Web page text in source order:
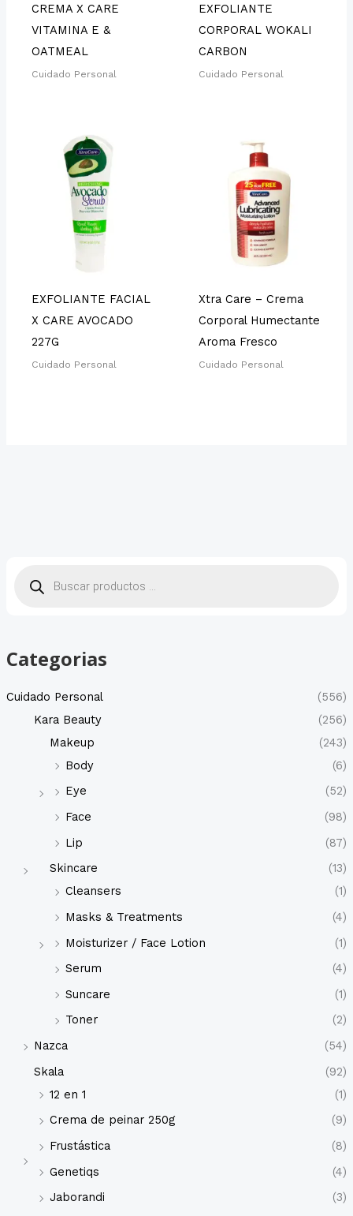
d
e
o
d
Categorias
Cuidado Personal
(556)
Kara Beauty
(256)
Makeup
(243)
Body
(6)
Eye
(52)
Face
(98)
Lip
(87)
Skincare
(13)
Cleansers
(1)
Masks & Treatments
(4)
Moisturizer / Face Lotion
(1)
Serum
(4)
Suncare
(1)
Toner
(2)
Nazca
(54)
Skala
(92)
12 en 1
(1)
Crema de peinar 250g
(9)
Frustástica
(8)
Genetiqs
(4)
Jaborandi
(3)
CREMA X CARE
VITAMINA E &
OATMEAL
Cuidado Personal
EXFOLIANTE
CORPORAL WOKALI
CARBON
Cuidado Personal
EXFOLIANTE FACIAL
X CARE AVOCADO
227G
Cuidado Personal
Xtra Care – Crema
Corporal Humectante
Aroma Fresco
Cuidado Personal